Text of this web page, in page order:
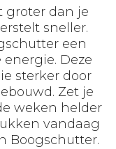
groter dan je
sneller.
een
Deze
sterker door
Zet je
weken helder
vandaag
Boogschutter.